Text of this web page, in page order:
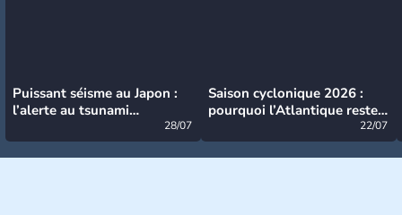
Puissant séisme au Japon :
l’alerte au tsunami
28/07
Saison cyclonique 2026 :
pourquoi l’Atlantique reste
22/07